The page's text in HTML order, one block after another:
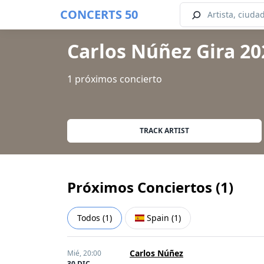
CONCERTS 50
Carlos Núñez Gira
1 próximos concierto
TRACK ARTIST
Próximos Conciertos (1)
Todos (1) Spain (1)
Mié,20:00
Carlos Núñez